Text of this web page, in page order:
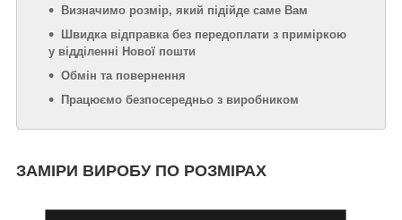
Визначимо розмір, який підійде саме Вам
Швидка відправка без передоплати з приміркою
у відділенні Нової пошти
Обмін та повернення
Працюємо безпосередньо з виробником
ЗАМІРИ ВИРОБУ ПО РОЗМІРАХ